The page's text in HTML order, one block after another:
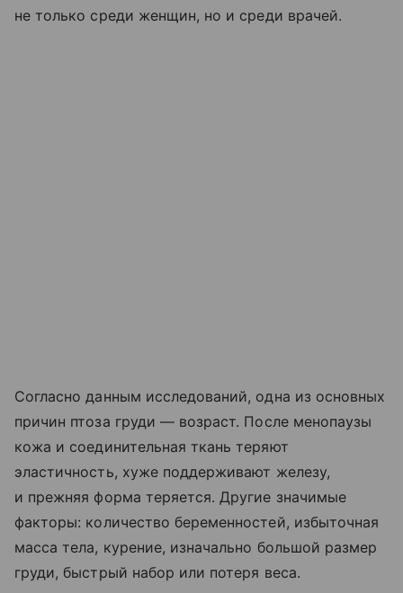
не только среди женщин, но и среди врачей.
Согласно данным исследований, одна из основных
причин птоза груди — возраст. После менопаузы
кожа и соединительная ткань теряют
эластичность, хуже поддерживают железу,
и прежняя форма теряется. Другие значимые
факторы: количество беременностей, избыточная
масса тела, курение, изначально большой размер
груди, быстрый набор или потеря веса.